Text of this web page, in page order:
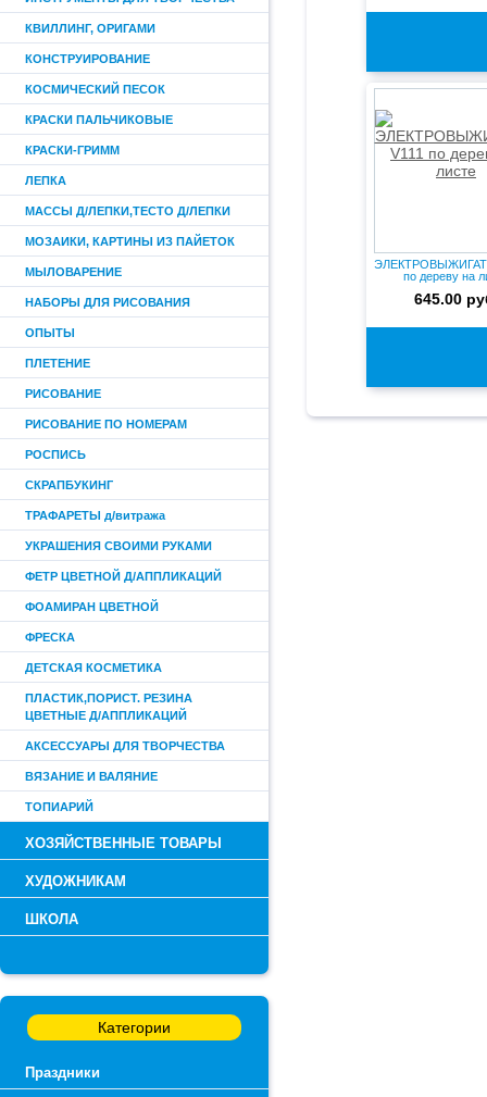
КВИЛЛИНГ, ОРИГАМИ
КОНСТРУИРОВАНИЕ
КОСМИЧЕСКИЙ ПЕСОК
КРАСКИ ПАЛЬЧИКОВЫЕ
КРАСКИ-ГРИММ
ЛЕПКА
МАССЫ Д/ЛЕПКИ,ТЕСТО Д/ЛЕПКИ
МОЗАИКИ, КАРТИНЫ ИЗ ПАЙЕТОК
МЫЛОВАРЕНИЕ
НАБОРЫ ДЛЯ РИСОВАНИЯ
ОПЫТЫ
ПЛЕТЕНИЕ
РИСОВАНИЕ
РИСОВАНИЕ ПО НОМЕРАМ
РОСПИСЬ
СКРАПБУКИНГ
ТРАФАРЕТЫ д/витража
УКРАШЕНИЯ СВОИМИ РУКАМИ
ФЕТР ЦВЕТНОЙ Д/АППЛИКАЦИЙ
ФОАМИРАН ЦВЕТНОЙ
ФРЕСКА
ДЕТСКАЯ КОСМЕТИКА
ПЛАСТИК,ПОРИСТ. РЕЗИНА
ЦВЕТНЫЕ Д/АППЛИКАЦИЙ
АКСЕССУАРЫ ДЛЯ ТВОРЧЕСТВА
ВЯЗАНИЕ И ВАЛЯНИЕ
ТОПИАРИЙ
ХОЗЯЙСТВЕННЫЕ ТОВАРЫ
ХУДОЖНИКАМ
ШКОЛА
Категории
Праздники
по дереву на
645.00